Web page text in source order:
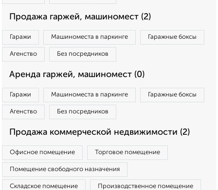
Продажа гаржей, машиномест (2)
Гаражи Машиноместа в паркинге Гаражные боксы
Агенство Без посредников
Аренда гаржей, машиномест (0)
Гаражи Машиноместа в паркинге Гаражные боксы
Агенство Без посредников
Продажа коммерческой недвижимости (2)
Офисное помещение Торговое помещение
Помещение свободного назначения
Складское помещение Производственное помещение